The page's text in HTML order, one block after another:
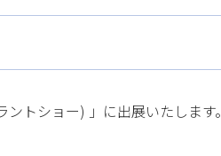
トショー) 」に出展いたします。